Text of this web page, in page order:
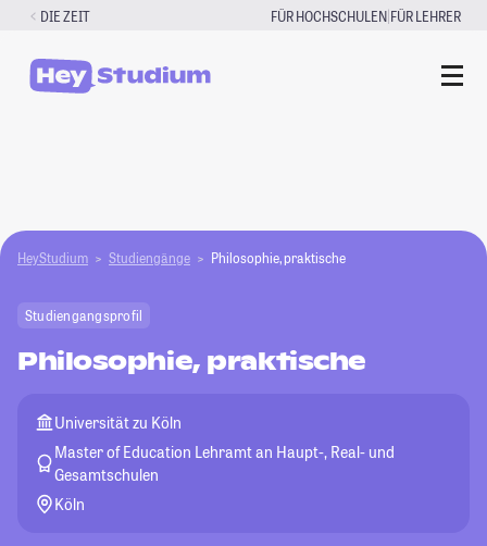
Zum
springen
DIE ZEIT FÜR HOCHSCHULEN|FÜR LEHRER
HeyStudium Studiengänge Philosophie, praktische
Studiengangsprofil
Philosophie, praktische
Universität zu Köln
Master of Education Lehramt an Haupt-, Real- und
Gesamtschulen
Köln